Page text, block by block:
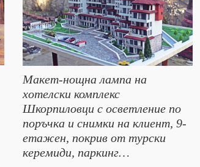
Макет-нощна лампа на
хотелски комплекс
Шкорпиловци с осветление по
поръчка и снимки на клиент, 9-
етажен, покрив от турски
керемиди, паркинг…